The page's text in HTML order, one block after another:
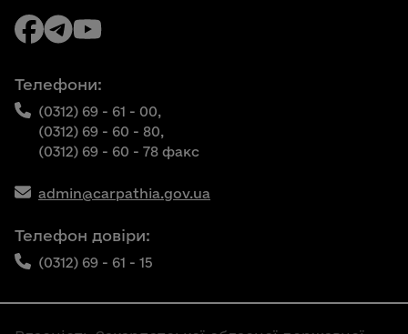
Телефони:
(0312) 69 - 61 - 00,
(0312) 69 - 60 - 80,
(0312) 69 - 60 - 78 факс
admin@carpathia.gov.ua
Телефон довіри:
(0312) 69 - 61 - 15